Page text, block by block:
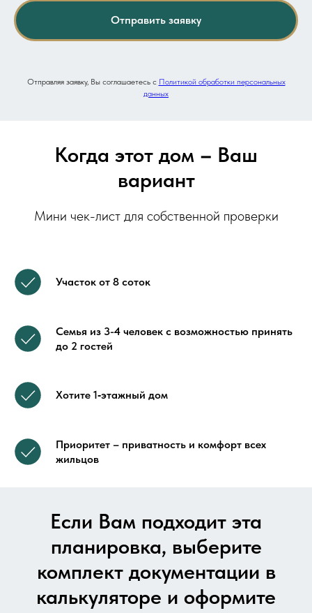
Отправить заявку
Отправляя заявку, Вы соглашаетесь с Политикой обработки персональных
данных
Когда этот дом – Ваш
вариант
Мини чек-лист для собственной проверки
Участок от 8 соток
Семья из 3-4 человек с возможностью принять
до 2 гостей
Хотите 1‑этажный дом
Приоритет – приватность и комфорт всех
жильцов
Если Вам подходит эта
планировка, выберите
комплект документации в
калькуляторе и оформите